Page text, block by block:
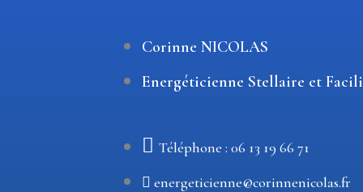
Corinne NICOLAS
Energéticienne Stellaire et
Téléphone : 06 13 19 66 71
energeticienne@corinnenicolas.fr